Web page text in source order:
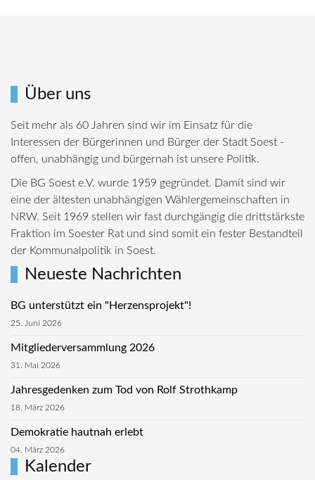
Über uns
Seit mehr als 60 Jahren sind wir im Einsatz für die
Interessen der Bürgerinnen und Bürger der Stadt Soest -
offen, unabhängig und bürgernah ist unsere Politik.
Die BG Soest e.V. wurde 1959 gegründet. Damit sind wir
eine der ältesten unabhängigen Wählergemeinschaften in
NRW. Seit 1969 stellen wir fast durchgängig die drittstärkste
Fraktion im Soester Rat und sind somit ein fester Bestandteil
der Kommunalpolitik in Soest.
Neueste Nachrichten
BG unterstützt ein "Herzensprojekt"!
25. Juni 2026
Mitgliederversammlung 2026
31. Mai 2026
Jahresgedenken zum Tod von Rolf Strothkamp
18. März 2026
Demokratie hautnah erlebt
04. März 2026
Kalender